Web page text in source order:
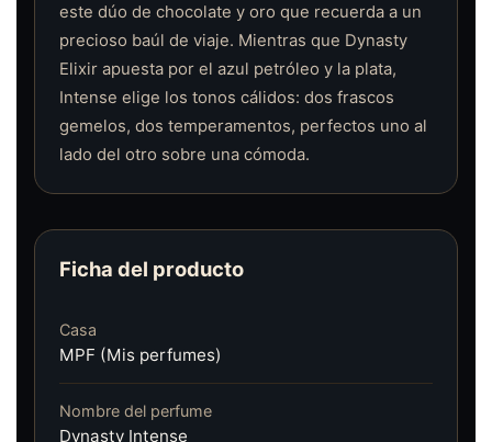
este dúo de chocolate y oro que recuerda a un
precioso baúl de viaje. Mientras que Dynasty
Elixir apuesta por el azul petróleo y la plata,
Intense elige los tonos cálidos: dos frascos
gemelos, dos temperamentos, perfectos uno al
lado del otro sobre una cómoda.
Ficha del producto
Casa
MPF (Mis perfumes)
Nombre del perfume
Dynasty Intense